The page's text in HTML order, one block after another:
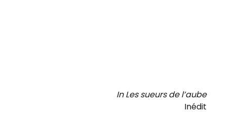
In Les sueurs de l’aube
Inédit